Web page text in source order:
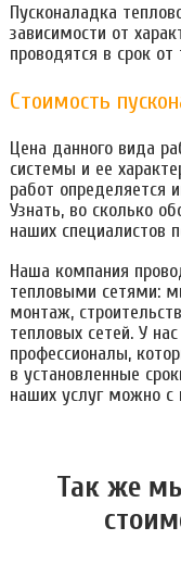
Пусконаладка
зависимости от
проводятся в срок
Стоимость
Цена данного вида
системы и ее
работ определяется
Узнать, во сколько
наших специалистов
Наша компания
тепловыми сетями:
монтаж,
тепловых сетей. У
профессионалы,
в установленные
наших услуг можно
Так же